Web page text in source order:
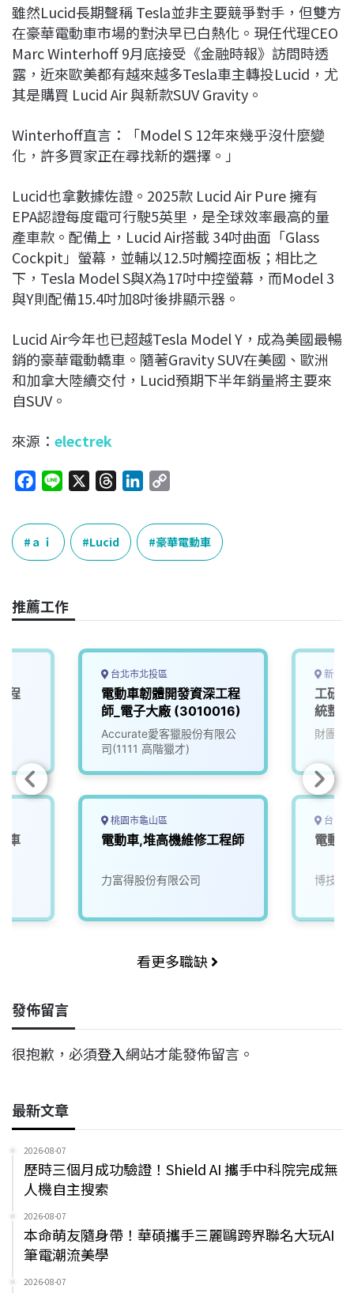
雖然Lucid長期聲稱 Tesla並非主要競爭對手，但雙方
在豪華電動車市場的對決早已白熱化。現任代理CEO
Marc Winterhoff 9月底接受《金融時報》訪問時透
露，近來歐美都有越來越多Tesla車主轉投Lucid，尤
其是購買 Lucid Air 與新款SUV Gravity。
Winterhoff直言：「Model S 12年來幾乎沒什麼變
化，許多買家正在尋找新的選擇。」
Lucid也拿數據佐證。2025款 Lucid Air Pure 擁有
EPA認證每度電可行駛5英里，是全球效率最高的量
產車款。配備上，Lucid Air搭載 34吋曲面「Glass
Cockpit」螢幕，並輔以12.5吋觸控面板；相比之
下，Tesla Model S與X為17吋中控螢幕，而Model 3
與Y則配備15.4吋加8吋後排顯示器。
Lucid Air今年也已超越Tesla Model Y，成為美國最暢
銷的豪華電動轎車。隨著Gravity SUV在美國、歐洲
和加拿大陸續交付，Lucid預期下半年銷量將主要來
自SUV。
來源： electrek
c
e
b
o
k
e
r
e
a
n
k
e
n
p
y
L
k
ａｉ Lucid 豪華電動車
推薦工作
程
車
台北市北投區
電動車韌體開發資深工程
師_電子大廠 (3010016)
Accurate愛客獵股份有限公
司(1111 高階獵才)
桃園市龜山區
電動車,堆高機維修工程師
力富得股份有限公司
新竹
工研
統整
財團法
台中
電動
博技科
看更多職缺
發佈留言
很抱歉，必須登入網站才能發佈留言。
最新文章
2026-08-07
歷時三個月成功驗證！Shield AI 攜手中科院完成無
人機自主搜索
2026-08-07
本命萌友隨身帶！華碩攜手三麗鷗跨界聯名大玩AI
筆電潮流美學
2026-08-07